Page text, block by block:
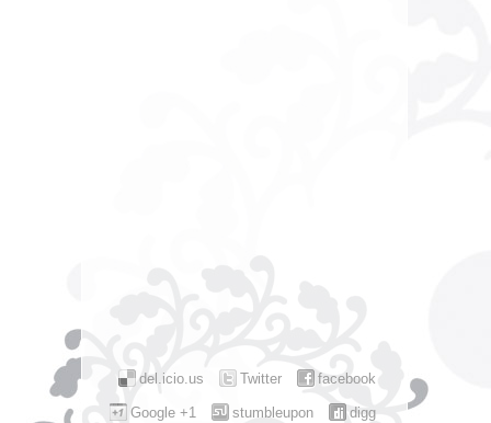
facebook
Twitter
del.icio.us
digg
stumbleupon
Google +1